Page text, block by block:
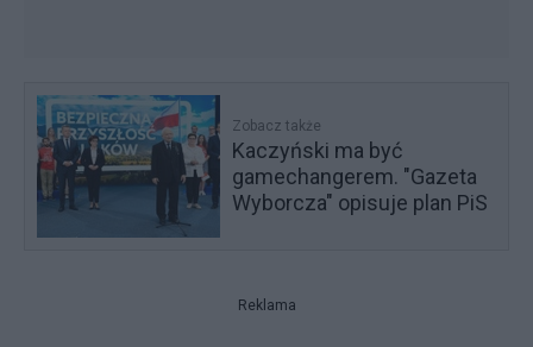
Zobacz także
Kaczyński ma być
gamechangerem. "Gazeta
Wyborcza" opisuje plan PiS
Reklama